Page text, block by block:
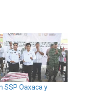
SSP Oaxaca y